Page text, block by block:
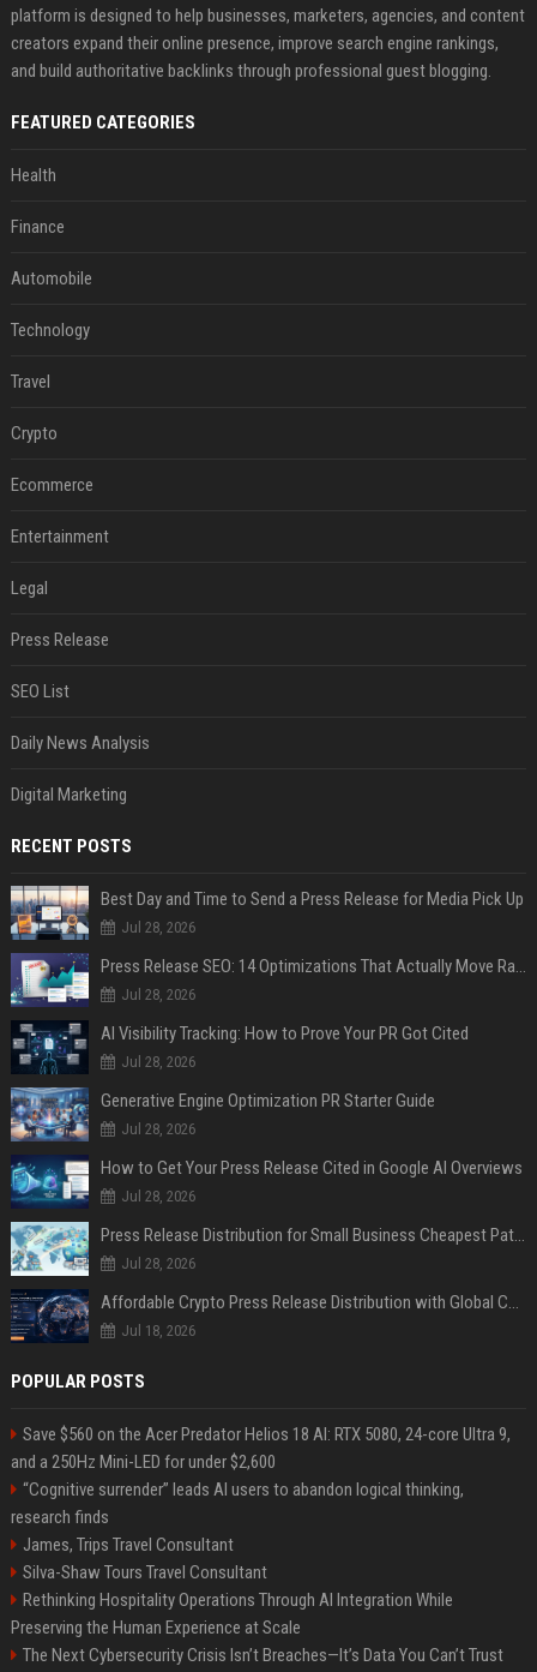
platform is designed to help businesses, marketers, agencies, and content
creators expand their online presence, improve search engine rankings,
and build authoritative backlinks through professional guest blogging.
FEATURED CATEGORIES
Health
Finance
Automobile
Technology
Travel
Crypto
Ecommerce
Entertainment
Legal
Press Release
SEO List
Daily News Analysis
Digital Marketing
RECENT POSTS
Best Day and Time to Send a Press Release for Media Pick Up
Jul 28, 2026
Press Release SEO: 14 Optimizations That Actually Move Rankings
Jul 28, 2026
AI Visibility Tracking: How to Prove Your PR Got Cited
Jul 28, 2026
Generative Engine Optimization PR Starter Guide
Jul 28, 2026
How to Get Your Press Release Cited in Google AI Overviews
Jul 28, 2026
Press Release Distribution for Small Business Cheapest Path to Real Coverage
Jul 28, 2026
Affordable Crypto Press Release Distribution with Global Coverage
Jul 18, 2026
POPULAR POSTS
Save $560 on the Acer Predator Helios 18 AI: RTX 5080, 24-core Ultra 9,
and a 250Hz Mini-LED for under $2,600
“Cognitive surrender” leads AI users to abandon logical thinking,
research finds
James, Trips Travel Consultant
Silva-Shaw Tours Travel Consultant
Rethinking Hospitality Operations Through AI Integration While
Preserving the Human Experience at Scale
The Next Cybersecurity Crisis Isn’t Breaches—It’s Data You Can’t Trust